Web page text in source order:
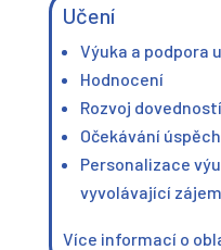
Učení
Výuka a podpora
Hodnocení
Rozvoj
Očekávání
Personalizace
vyvolávající
Více informací o